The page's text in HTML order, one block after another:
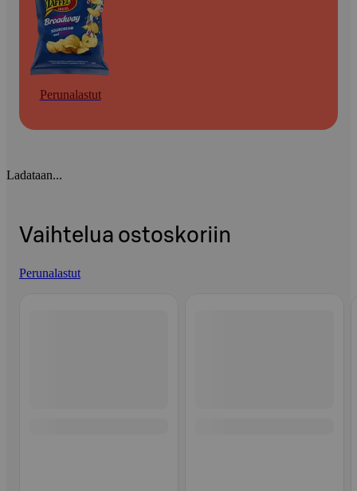
Perunalastut
Ladataan...
Vaihtelua ostoskoriin
Perunalastut